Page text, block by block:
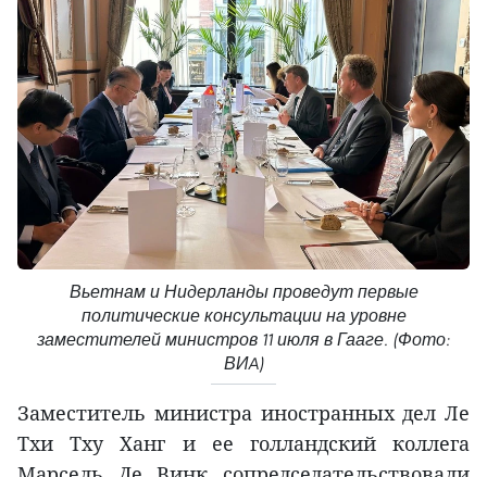
Вьетнам и Нидерланды проведут первые
политические консультации на уровне
заместителей министров 11 июля в Гааге. (Фото:
ВИA)
Заместитель министра иностранных дел Ле
Тхи Тху Ханг и ее голландский коллега